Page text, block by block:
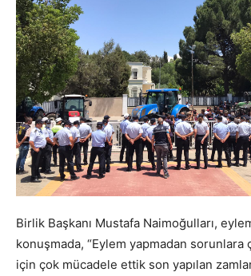
Birlik Başkanı Mustafa Naimoğulları,
konuşmada, “Eylem yapmadan sorunlara
için çok mücadele ettik son yapılan